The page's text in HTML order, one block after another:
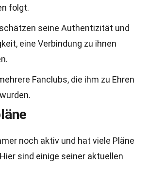
folgt.
seine Authentizität und
eine Verbindung zu ihnen
Fanclubs, die ihm zu Ehren
noch aktiv und hat viele Pläne
sind einige seiner aktuellen